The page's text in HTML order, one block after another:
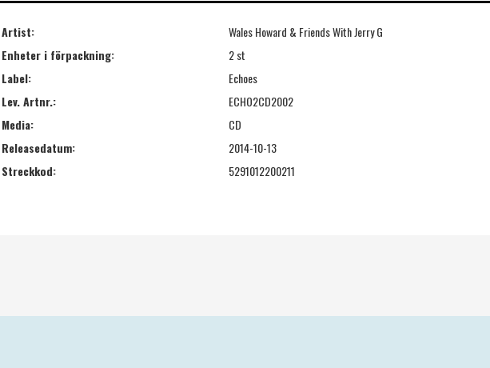
Artist:
Wales Howard & Friends With Jerry G
Enheter i förpackning:
2 st
Label:
Echoes
Lev. Artnr.:
ECHO2CD2002
Media:
CD
Releasedatum:
2014-10-13
Streckkod:
5291012200211